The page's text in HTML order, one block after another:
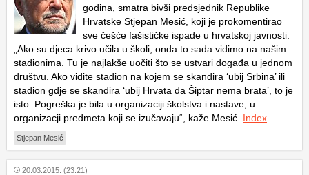
godina, smatra bivši predsjednik Republike
Hrvatske Stjepan Mesić, koji je prokomentirao
sve češće fašističke ispade u hrvatskoj javnosti.
„Ako su djeca krivo učila u školi, onda to sada vidimo na našim
stadionima. Tu je najlakše uočiti što se ustvari događa u jednom
društvu. Ako vidite stadion na kojem se skandira ‘ubij Srbina’ ili
stadion gdje se skandira ‘ubij Hrvata da Šiptar nema brata’, to je
isto. Pogreška je bila u organizaciji školstva i nastave, u
organizacji predmeta koji se izučavaju“, kaže Mesić. Index
Stjepan Mesić
20.03.2015. (23:21)